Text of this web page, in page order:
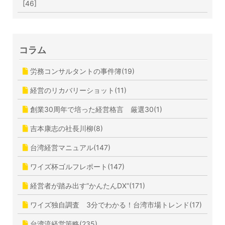
[46]
コラム
労務コンサルタントの事件簿(19)
経営のリカバリーショット(11)
創業30周年で培った経営格言 厳選30(1)
吉本康志の社長川柳(8)
台湾経営マニュアル(147)
ワイズ杯ゴルフレポート(147)
経営者が踏み出す”かんたんDX”(171)
ワイズ独自調査 3分でわかる！台湾市場トレンド(17)